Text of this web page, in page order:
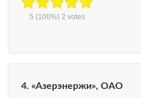
5 (100%) 2 votes
4. «Азерэнержи», ОАО